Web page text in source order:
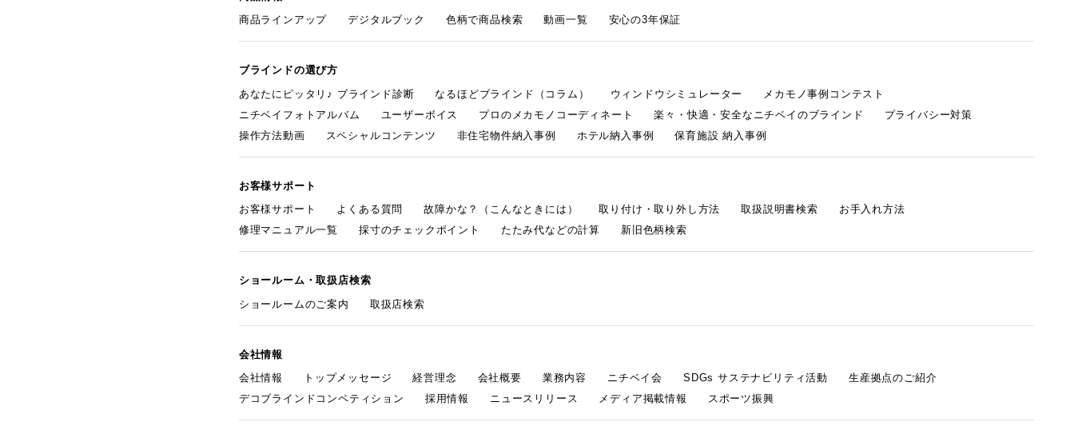
商品ラインアップ
デジタルブック 色柄で商品検索 動画一覧 安心の3年保証
ブラインドの選び方
あなたにピッタリ♪ ブラインド診断
なるほどブラインド（コラム） ウィンドウシミュレーター
メカモノ事例コンテスト
ニチベイフォトアルバム
ユーザーボイス プロのメカモノコーディネート 楽々・快適・安全なニチベイのブラインド
プライバシー対策
操作方法動画
スペシャルコンテンツ 非住宅物件納入事例 ホテル納入事例 保育施設 納入事例
お客様サポート
お客様サポート
よくある質問 故障かな？（こんなときには） 取り付け・取り外し方法 取扱説明書検索
お手入れ方法
修理マニュアル一覧
採寸のチェックポイント たたみ代などの計算 新旧色柄検索
ショールーム・取扱店検索
ショールームのご案内
取扱店検索
会社情報
会社情報
トップメッセージ 経営理念 会社概要 業務内容 ニチベイ会 SDGs サステナビリティ活動
生産拠点のご紹介
デコブラインドコンペティション
採用情報 ニュースリリース メディア掲載情報 スポーツ振興